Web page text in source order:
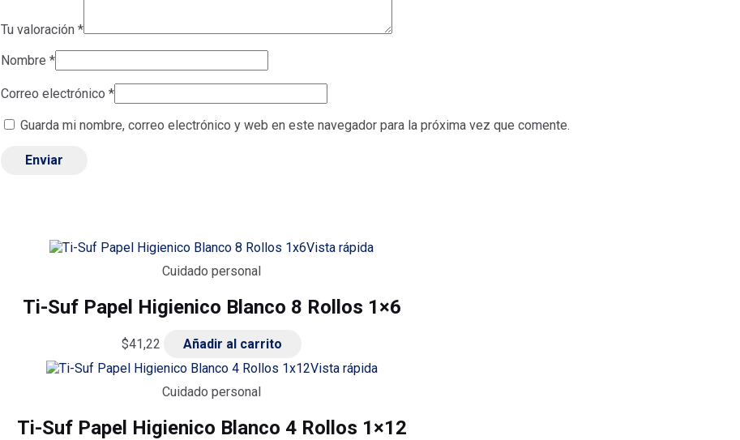
Tu valoración*
Nombre*
Correo electrónico*
Guarda mi nombre, correo electrónico y web en este navegador para la próxima vez que comente.
Vista rápida
Cuidado personal
Ti-Suf Papel Higienico Blanco 8 Rollos 1×6
$41,22
Añadir al carrito
Vista rápida
Cuidado personal
Ti-Suf Papel Higienico Blanco 4 Rollos 1×12